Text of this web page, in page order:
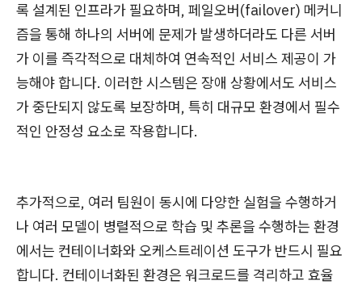
록 설계된 인프라가 필요하며, 페일오버(failover) 메커니
즘을 통해 하나의 서버에 문제가 발생하더라도 다른 서버
가 이를 즉각적으로 대체하여 연속적인 서비스 제공이 가
능해야 합니다. 이러한 시스템은 장애 상황에서도 서비스
가 중단되지 않도록 보장하며, 특히 대규모 환경에서 필수
적인 안정성 요소로 작용합니다.
추가적으로, 여러 팀원이 동시에 다양한 실험을 수행하거
나 여러 모델이 병렬적으로 학습 및 추론을 수행하는 환경
에서는 컨테이너화와 오케스트레이션 도구가 반드시 필요
합니다. 컨테이너화된 환경은 워크로드를 격리하고 효율